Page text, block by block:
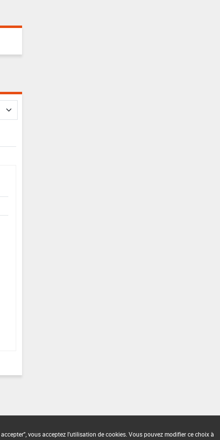
vous acceptez l'utilisation de cookies. Vous pouvez modifier ce choix à